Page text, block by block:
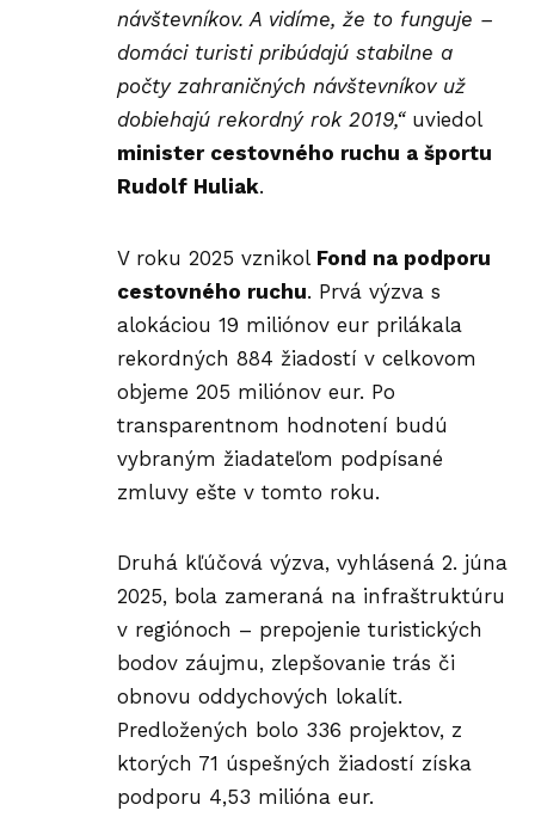
návštevníkov. A vidíme, že to funguje –
domáci turisti pribúdajú stabilne a
počty zahraničných návštevníkov už
dobiehajú rekordný rok 2019,“uviedol
minister cestovného ruchu a športu
Rudolf Huliak.
V roku 2025 vznikol Fond na podporu
cestovného ruchu. Prvá výzva s
alokáciou 19 miliónov eur prilákala
rekordných 884 žiadostí v celkovom
objeme 205 miliónov eur. Po
transparentnom hodnotení budú
vybraným žiadateľom podpísané
zmluvy ešte v tomto roku.
Druhá kľúčová výzva, vyhlásená 2. júna
2025, bola zameraná na infraštruktúru
v regiónoch – prepojenie turistických
bodov záujmu, zlepšovanie trás či
obnovu oddychových lokalít.
Predložených bolo 336 projektov, z
ktorých 71 úspešných žiadostí získa
podporu 4,53 milióna eur.